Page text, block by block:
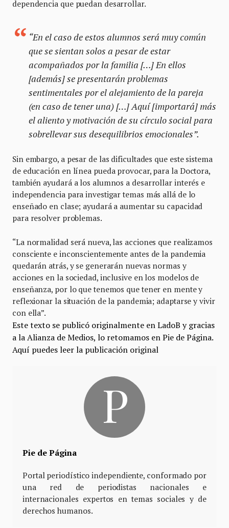
dependencia que puedan desarrollar.
“En el caso de estos alumnos será muy común
que se sientan solos a pesar de estar
acompañados por la familia […] En ellos
[además] se presentarán problemas
sentimentales por el alejamiento de la pareja
(en caso de tener una) […] Aquí [importará] más
el aliento y motivación de su círculo social para
sobrellevar sus desequilibrios emocionales”.
Sin embargo, a pesar de las dificultades que este sistema
de educación en línea pueda provocar, para la Doctora,
también ayudará a los alumnos a desarrollar interés e
independencia para investigar temas más allá de lo
enseñado en clase; ayudará a aumentar su capacidad
para resolver problemas.
“La normalidad será nueva, las acciones que realizamos
consciente e inconscientemente antes de la pandemia
quedarán atrás, y se generarán nuevas normas y
acciones en la sociedad, inclusive en los modelos de
enseñanza, por lo que tenemos que tener en mente y
reflexionar la situación de la pandemia; adaptarse y vivir
con ella”.
Este texto se publicó originalmente en LadoB y gracias
a la Alianza de Medios, lo retomamos en Pie de Página.
Aquí puedes leer la publicación original
Pie de Página
Portal periodístico independiente, conformado por
una red de periodistas nacionales e
internacionales expertos en temas sociales y de
derechos humanos.